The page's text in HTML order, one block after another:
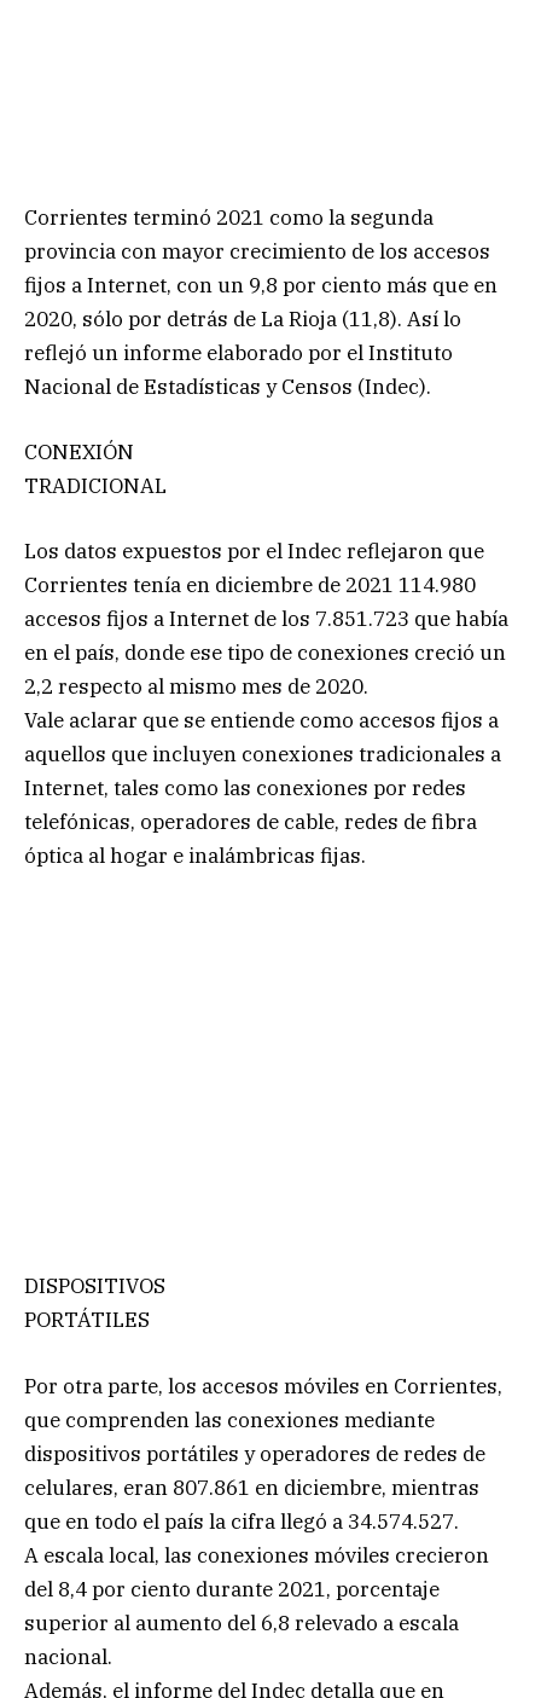
Corrientes terminó 2021 como la segunda
provincia con mayor crecimiento de los accesos
fijos a Internet, con un 9,8 por ciento más que en
2020, sólo por detrás de La Rioja (11,8). Así lo
reflejó un informe elaborado por el Instituto
Nacional de Estadísticas y Censos (Indec).
CONEXIÓN
TRADICIONAL
Los datos expuestos por el Indec reflejaron que
Corrientes tenía en diciembre de 2021 114.980
accesos fijos a Internet de los 7.851.723 que había
en el país, donde ese tipo de conexiones creció un
2,2 respecto al mismo mes de 2020.
Vale aclarar que se entiende como accesos fijos a
aquellos que incluyen conexiones tradicionales a
Internet, tales como las conexiones por redes
telefónicas, operadores de cable, redes de fibra
óptica al hogar e inalámbricas fijas.
DISPOSITIVOS
PORTÁTILES
Por otra parte, los accesos móviles en Corrientes,
que comprenden las conexiones mediante
dispositivos portátiles y operadores de redes de
celulares, eran 807.861 en diciembre, mientras
que en todo el país la cifra llegó a 34.574.527.
A escala local, las conexiones móviles crecieron
del 8,4 por ciento durante 2021, porcentaje
superior al aumento del 6,8 relevado a escala
nacional.
Además, el informe del Indec detalla que en